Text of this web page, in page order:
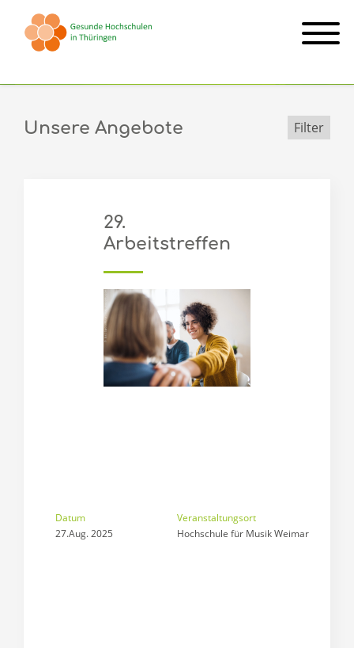
Unsere Angebote Filter
29.
Arbeitstreffen
Arbeitstreffen
Datum
27.Aug. 2025
Veranstaltungsort
Hochschule für Musik Weimar